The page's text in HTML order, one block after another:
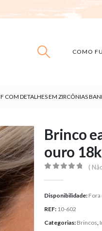
COMO
COM DETALHES EM ZIRCÔNIAS
Brinco
ouro 18k
(
Disponibilidade:
REF: 10-602
Categorias: Brincos